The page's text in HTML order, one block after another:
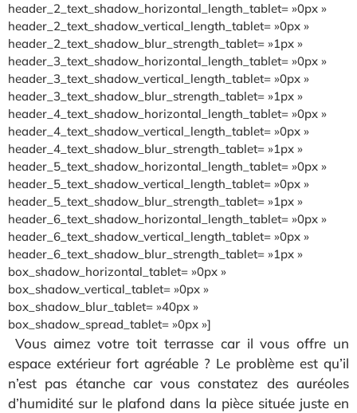
header_2_text_shadow_horizontal_length_tablet= »0px »
header_2_text_shadow_vertical_length_tablet= »0px »
header_2_text_shadow_blur_strength_tablet= »1px »
header_3_text_shadow_horizontal_length_tablet= »0px »
header_3_text_shadow_vertical_length_tablet= »0px »
header_3_text_shadow_blur_strength_tablet= »1px »
header_4_text_shadow_horizontal_length_tablet= »0px »
header_4_text_shadow_vertical_length_tablet= »0px »
header_4_text_shadow_blur_strength_tablet= »1px »
header_5_text_shadow_horizontal_length_tablet= »0px »
header_5_text_shadow_vertical_length_tablet= »0px »
header_5_text_shadow_blur_strength_tablet= »1px »
header_6_text_shadow_horizontal_length_tablet= »0px »
header_6_text_shadow_vertical_length_tablet= »0px »
header_6_text_shadow_blur_strength_tablet= »1px »
box_shadow_horizontal_tablet= »0px »
box_shadow_vertical_tablet= »0px »
box_shadow_blur_tablet= »40px »
box_shadow_spread_tablet= »0px »]
Vous aimez votre toit terrasse car il vous offre un
espace extérieur fort agréable ? Le problème est qu’il
n’est pas étanche car vous constatez des auréoles
d’humidité sur le plafond dans la pièce située juste en